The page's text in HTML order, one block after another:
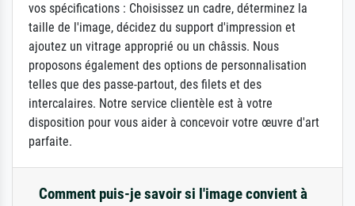
vos spécifications : Choisissez un cadre, déterminez la
taille de l'image, décidez du support d'impression et
ajoutez un vitrage approprié ou un châssis. Nous
proposons également des options de personnalisation
telles que des passe-partout, des filets et des
intercalaires. Notre service clientèle est à votre
disposition pour vous aider à concevoir votre œuvre d'art
parfaite.
Comment puis-je savoir si l'image convient à